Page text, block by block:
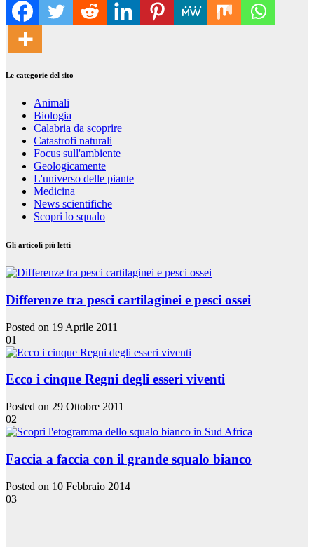
Le categorie del sito
Animali
Biologia
Calabria da scoprire
Catastrofi naturali
Focus sull'ambiente
Geologicamente
L'universo delle piante
Medicina
News scientifiche
Scopri lo squalo
Gli articoli più letti
Differenze tra pesci cartilaginei e pesci ossei
Posted on 19 Aprile 2011
01
Ecco i cinque Regni degli esseri viventi
Posted on 29 Ottobre 2011
02
Faccia a faccia con il grande squalo bianco
Posted on 10 Febbraio 2014
03